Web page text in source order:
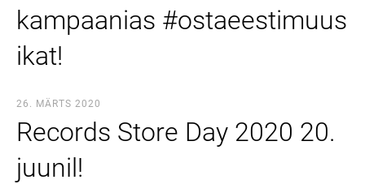
kampaanias #ostaeestimuus
ikat!
26. MÄRTS 2020
Records Store Day 2020 20.
juunil!